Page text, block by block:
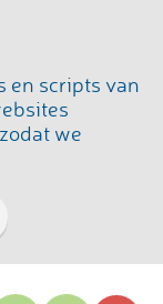
en scripts van
we